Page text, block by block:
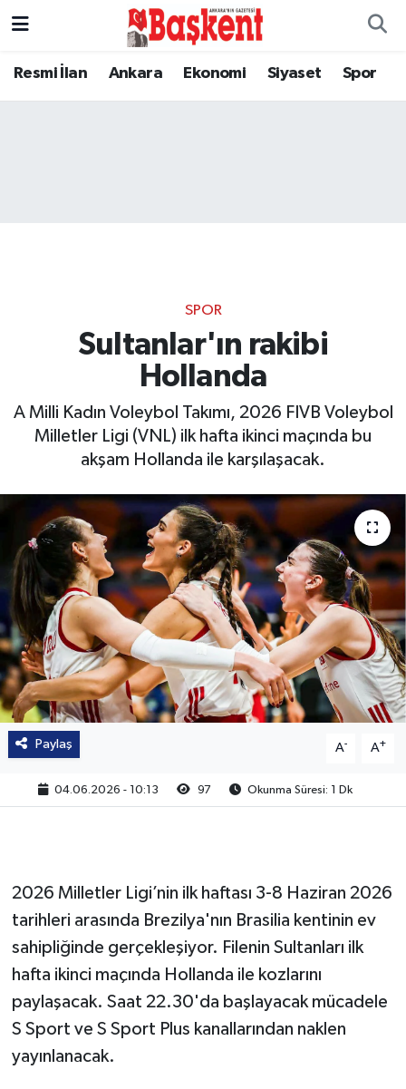
Resmi İlan Ankara Ekonomi Siyaset Spor
SPOR
Sultanlar'ın rakibi
Hollanda
A Milli Kadın Voleybol Takımı, 2026 FIVB Voleybol
Milletler Ligi (VNL) ilk hafta ikinci maçında bu
akşam Hollanda ile karşılaşacak.
Paylaş A- A+
04.06.2026 - 10:13 97 Okunma Süresi: 1 Dk
2026 Milletler Ligi’nin ilk haftası 3-8 Haziran 2026
tarihleri arasında Brezilya'nın Brasilia kentinin ev
sahipliğinde gerçekleşiyor. Filenin Sultanları ilk
hafta ikinci maçında Hollanda ile kozlarını
paylaşacak. Saat 22.30'da başlayacak mücadele
S Sport ve S Sport Plus kanallarından naklen
yayınlanacak.